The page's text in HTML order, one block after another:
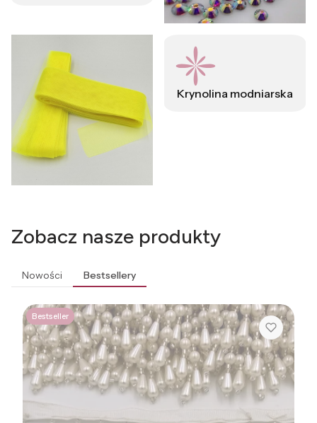
Krynolina modniarska
Zobacz nasze produkty
Nowości Bestsellery
Bestseller